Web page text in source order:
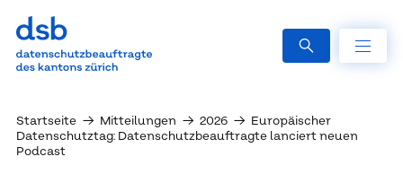
Startseite → Mitteilungen → 2026 → Europäischer
Datenschutztag: Datenschutzbeauftragte lanciert neuen
Podcast